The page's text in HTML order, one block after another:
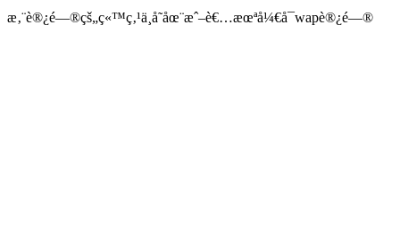
æ‚¨è®¿é—®çš„ç«™ç‚¹ä¸å­˜åœ¨æˆ–è€…æœªå¼€å¯wapè®¿é—®